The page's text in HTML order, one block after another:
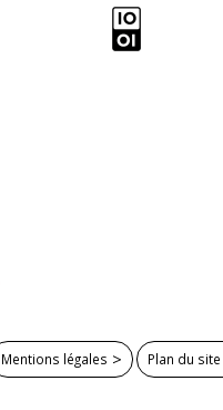
Mentions légales Plan du site